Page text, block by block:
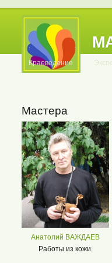
. . . .
Краеведение
Мастера
Анатолий ВАЖДАЕВ
Работы из кожи.